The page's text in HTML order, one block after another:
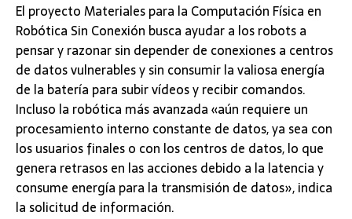
El proyecto Materiales para la Computación Física en
Robótica Sin Conexión busca ayudar a los robots a
pensar y razonar sin depender de conexiones a centros
de datos vulnerables y sin consumir la valiosa energía
de la batería para subir vídeos y recibir comandos.
Incluso la robótica más avanzada «aún requiere un
procesamiento interno constante de datos, ya sea con
los usuarios finales o con los centros de datos, lo que
genera retrasos en las acciones debido a la latencia y
consume energía para la transmisión de datos», indica
la solicitud de información.